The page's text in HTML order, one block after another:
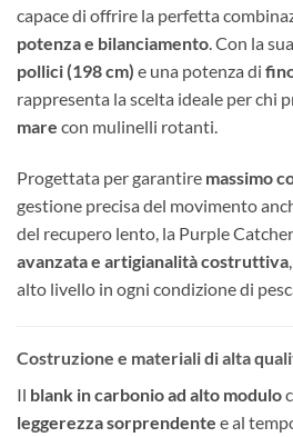
capace di offrire la perfetta
potenza e bilanciamento. Con la
pollici (198 cm) e una potenza di
rappresenta la scelta ideale per chi
mare con mulinelli rotanti.
Progettata per garantire massimo
gestione precisa del movimento
del recupero lento, la Purple
avanzata e artigianalità costruttiva
alto livello in ogni condizione di
Costruzione e materiali di alta
Il blank in carbonio ad alto modulo
leggerezza sorprendente e al